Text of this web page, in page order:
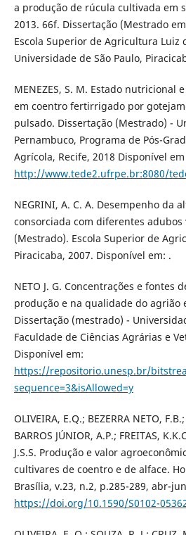
a produção de rúcula cultivada em
2013. 66f. Dissertação (Mestrado
Escola Superior de Agricultura Luiz
Universidade de São Paulo,
MENEZES, S. M. Estado nutricional
em coentro fertirrigado por
pulsado. Dissertação (Mestrado) -
Pernambuco, Programa de Pós-
Agrícola, Recife, 2018 Disponível em
http://www.tede2.ufrpe.br:8080/
NEGRINI, A. C. A. Desempenho da
consorciada com diferentes adubos
(Mestrado). Escola Superior de
Piracicaba, 2007. Disponível em: .
NETO J. G. Concentrações e fontes
produção e na qualidade do agrião
Dissertação (mestrado) -
Faculdade de Ciências Agrárias e
Disponível em:
https://repositorio.unesp.br/
sequence=3&isAllowed=y
OLIVEIRA, E.Q.; BEZERRA NETO,
BARROS JÚNIOR, A.P.; FREITAS,
J.S.S. Produção e valor
cultivares de coentro e de alface.
Brasília, v.23, n.2, p.285-289, abr-
https://doi.org/10.1590/S0102-